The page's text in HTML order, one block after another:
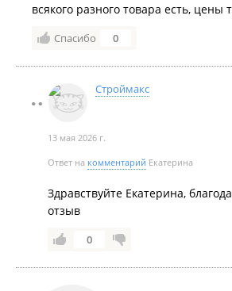
всякого разного товара есть, цены
Спасибо 0
Строймакс
13 мая 2026 г.
Ответ на комментарий Екатерина
Здравствуйте Екатерина,
отзыв
0